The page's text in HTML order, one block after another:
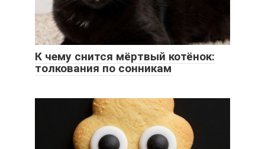
К чему снится мёртвый котёнок:
толкования по сонникам